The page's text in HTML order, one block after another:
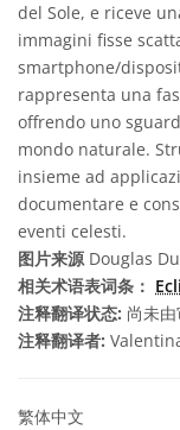
del Sole, e riceve
immagini fisse
smartphone/
rappresenta una
offrendo uno
mondo naturale.
insieme ad
documentare e
eventi celesti.
图片来源Douglas
相关术语表词条：
注释翻译状态: 尚未
注释翻译者:
繁体中文